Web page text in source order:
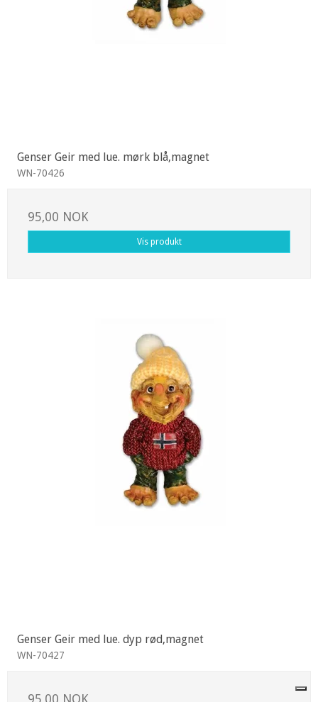
Genser Geir med lue. mørk blå,magnet
WN-70426
95,00 NOK
Vis produkt
Genser Geir med lue. dyp rød,magnet
WN-70427
95,00 NOK